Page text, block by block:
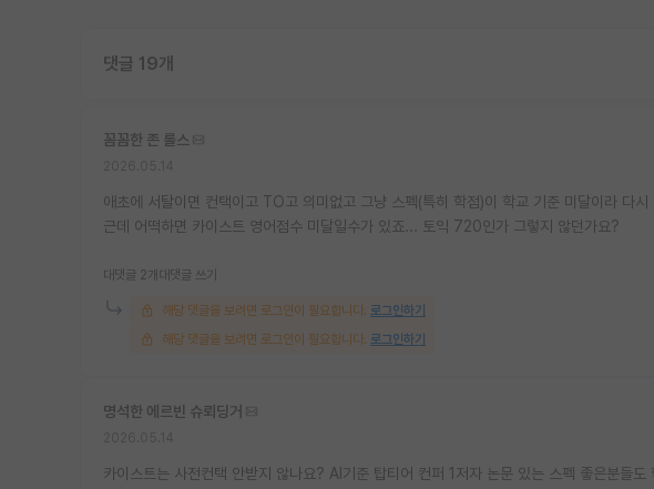
댓글 19개
꼼꼼한 존 롤스
애초에 서탈이면 컨택이고 TO고 의미없고 그냥 스펙(특히 학점)이 학교 기준 미달이라 다
근데 어떡하면 카이스트 영어점수 미달일수가 있죠... 토익 720인가 그렇지 않던가요?
대댓글 2개 대댓글 쓰기
해당 댓글을 보려면 로그인이 필요합니다. 로그인하기
해당 댓글을 보려면 로그인이 필요합니다. 로그인하기
명석한 에르빈 슈뢰딩거
카이스트는 사전컨택 안받지 않나요? AI기준 탑티어 컨퍼 1저자 논문 있는 스펙 좋은분들도